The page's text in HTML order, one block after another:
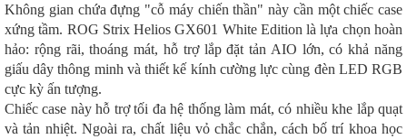
Không gian chứa đựng "cỗ máy chiến thần" này cần một chiếc case
xứng tầm. ROG Strix Helios GX601 White Edition là lựa chọn hoàn
hảo: rộng rãi, thoáng mát, hỗ trợ lắp đặt tản AIO lớn, có khả năng
giấu dây thông minh và thiết kế kính cường lực cùng đèn LED RGB
cực kỳ ấn tượng.
Chiếc case này hỗ trợ tối đa hệ thống làm mát, có nhiều khe lắp quạt
và tản nhiệt. Ngoài ra, chất liệu vỏ chắc chắn, cách bố trí khoa học